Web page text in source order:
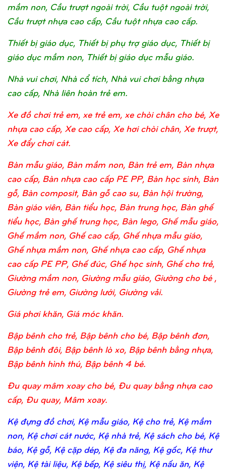
mầm non, Cầu trượt ngoài trời, Cầu tuột ngoài trời,
Cầu trượt nhựa cao cấp, Cầu tuột nhựa cao cấp.
Thiết bị giáo dục, Thiết bị phụ trợ giáo dục, Thiết bị
giáo dục mầm non, Thiết bị giáo dục mẫu giáo.
Nhà vui chơi, Nhà cổ tích, Nhà vui chơi bằng nhựa
cao cấp, Nhà liên hoàn trẻ em.
Xe đồ chơi trẻ em, xe trẻ em, xe chòi chân cho bé, Xe
nhựa cao cấp, Xe cao cấp, Xe hơi chòi chân, Xe trượt,
Xe đẩy chơi cát.
Bàn mẫu giáo, Bàn mầm non, Bàn trẻ em, Bàn nhựa
cao cấp, Bàn nhựa cao cấp PE PP, Bàn học sinh, Bàn
gỗ, Bàn composit, Bàn gỗ cao su, Bàn hội trường,
Bàn giáo viên, Bàn tiểu học, Bàn trung học, Bàn ghế
tiểu học, Bàn ghế trung học, Bàn lego, Ghế mẫu giáo,
Ghế mầm non, Ghế cao cấp, Ghế nhựa mẫu giáo,
Ghế nhựa mầm non, Ghế nhựa cao cấp, Ghế nhựa
cao cấp PE PP, Ghế đúc, Ghế học sinh, Ghế cho trẻ,
Giường mầm non, Giường mẫu giáo, Giường cho bé ,
Giường trẻ em, Giường lưới, Giường vải.
Giá phơi khăn, Giá móc khăn.
Bập bênh cho trẻ, Bập bênh cho bé, Bập bênh đơn,
Bập bênh đôi, Bập bênh lò xo, Bập bênh bằng nhựa,
Bập bênh hình thú, Bập bênh 4 bé.
Đu quay mâm xoay cho bé, Đu quay bằng nhựa cao
cấp, Đu quay, Mâm xoay.
Kệ đựng đồ chơi, Kệ mẫu giáo, Kệ cho trẻ, Kệ mầm
non, Kệ chơi cát nước, Kệ nhà trẻ, Kệ sách cho bé, Kệ
báo, Kệ gỗ, Kệ cặp dép, Kệ đa năng, Kệ gốc, Kệ thư
viện, Kệ tài liệu, Kệ bếp, Kệ siêu thị, Kệ nấu ăn, Kệ